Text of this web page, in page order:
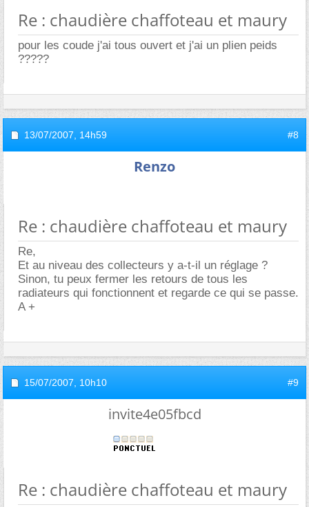
Re : chaudière chaffoteau et maury
pour les coude j'ai tous ouvert et j'ai un plien peids
?????
13/07/2007, 14h59 #8
Renzo
Re : chaudière chaffoteau et maury
Re,
Et au niveau des collecteurs y a-t-il un réglage ?
Sinon, tu peux fermer les retours de tous les
radiateurs qui fonctionnent et regarde ce qui se passe.
A +
15/07/2007, 10h10 #9
invite4e05fbcd
Re : chaudière chaffoteau et maury